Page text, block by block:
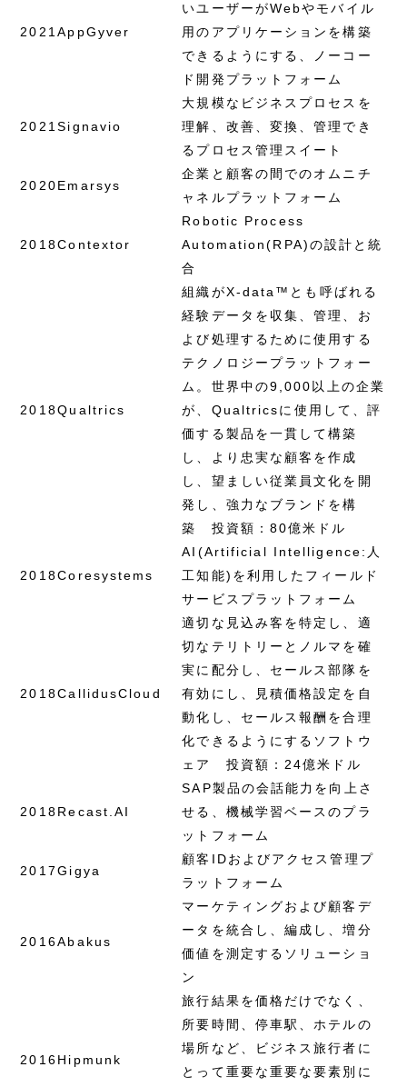
2021 AppGyver
いユーザーがWebやモバイル
用のアプリケーションを構築
できるようにする、ノーコー
ド開発プラットフォーム
2021 Signavio
大規模なビジネスプロセスを
理解、改善、変換、管理でき
るプロセス管理スイート
2020Emarsys
企業と顧客の間でのオムニチ
ャネルプラットフォーム
2018Contextor
Robotic Process
Automation(RPA)の設計と統
合
2018Qualtrics
組織がX-data™とも呼ばれる
経験データを収集、管理、お
よび処理するために使用する
テクノロジープラットフォー
ム。世界中の9,000以上の企業
が、Qualtricsに使用して、評
価する製品を一貫して構築
し、より忠実な顧客を作成
し、望ましい従業員文化を開
発し、強力なブランドを構
築 投資額：80億米ドル
2018Coresystems
AI(Artificial Intelligence:人
工知能)を利用したフィールド
サービスプラットフォーム
2018CallidusCloud
適切な見込み客を特定し、適
切なテリトリーとノルマを確
実に配分し、セールス部隊を
有効にし、見積価格設定を自
動化し、セールス報酬を合理
化できるようにするソフトウ
ェア 投資額：24億米ドル
2018Recast.AI
SAP製品の会話能力を向上さ
せる、機械学習ベースのプラ
ットフォーム
2017 Gigya
顧客IDおよびアクセス管理プ
ラットフォーム
2016Abakus
マーケティングおよび顧客デ
ータを統合し、編成し、増分
価値を測定するソリューショ
ン
2016Hipmunk
旅行結果を価格だけでなく、
所要時間、停車駅、ホテルの
場所など、ビジネス旅行者に
とって重要な重要な要素別に